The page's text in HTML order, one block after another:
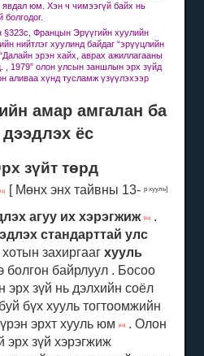
явдал юм.Хэн ч чимээгүй байх нь
болгодог.
Францын Эрүүгийн хуулийн
нийтлэг хуулинд байдаг “эрүүцлийн
эрэн хайх, аврах ажиллагааны
, 1979” олон улсын заншлын эрх зүйд
аливаа хүнд тусламж үзүүлэхээр
амар амгалан ба
ёс
зүйт төрд
[41] [ Мөнх энх тайвны 13-р хууль]
агуу их хэрэгжиж[42]
.
стандарттай улс
захиргаагхууль
болгон байрлуул . Босоо
эрх зүй нь дэлхийн соёл
бүх хууль тогтоомжийн
эрхт хууль юм[43] .Олон
эрх зүй хэрэгжиж